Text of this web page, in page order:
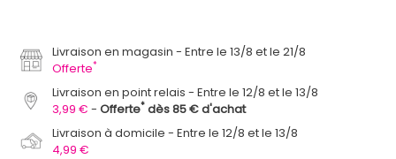
Livraison en magasin
Entre le 13/8 et le 21/8
Offerte*
Livraison en point relais
Entre le 12/8 et le 13/8
3,99 €
Offerte* dès 85 € d'achat
Livraison à domicile
Entre le 12/8 et le 13/8
4,99 €